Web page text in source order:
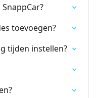
toevoegen?
tijden instellen?